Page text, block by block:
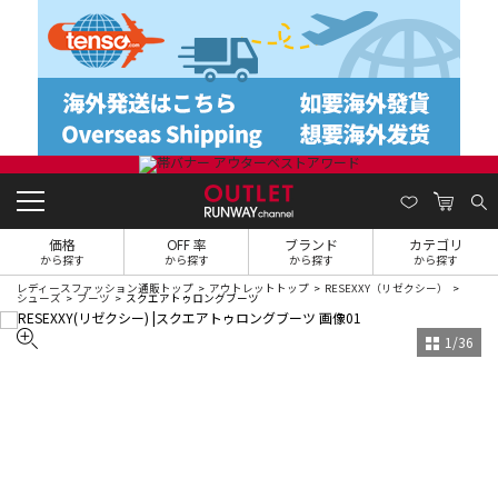
価格
から探す
OFF 率
から探す
ブランド
から探す
カテゴリ
から探す
レディースファッション通販トップ アウトレットトップ RESEXXY（リゼクシー）
シューズ ブーツ スクエアトゥロングブーツ
1 /36